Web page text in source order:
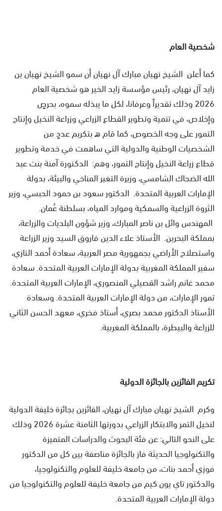
شخصية العام
كما أعلن الشيخ نهيان مبارك آل نهيان أن سمو الشيخ نهيان بن
زايد آل نهيان، رئيس مؤسسة زايد الخير هو شخصية العام
2026 وذلك تقديراً وعرفانا، لكل ما يبذله سموه، بحرصٍ
وإخلاص، في تنمية وتطوير القطاع الزراعي وزراعة النخيل وإنتاج
التمور على وجه الخصوص، كما قام ه بتكريم عددٍ من
الشخصيات الوطنية والدولية التي ساهمت في خدمة وتطوير
قطاع زراعة النخيل وإنتاج التمور، وهم: الدكتورة آمنة بنت عبد
الله الضحاك الشامسي، وزيرة التغير المناخي والبيئة، بدولة
الإمارات العربية المتحدة. الدكتور سعود بن حمود الحبسي، وزير
الثروة الزراعية والسمكية وموارد المياه، بسلطنة عُمان.
المهندس وائل بن ناصر المبارك، وزير شؤون البلديات والزراعة،
بمملكة البحرين. الأستاذ علاء الدين فاروق السيد وزير الزراعة
واستصلاح الأراضي بجمهورية مصر العربية، سعادة أحمد التازي،
سفير المملكة المغربية بدولة الإمارات العربية المتحدة. سعادة
محمد غانم راشد القصيلي المنصوري، الإمارات العربية المتحدة.
تمور الإمارات، من دولة الإمارات العربية المتحدة. وسعادة
الأستاذ الدكتور محمد بصري، أستاذ فخري، معهد الحسن الثاني
للزراعة والبيطرة، بالمملكة المغربية.
تكريم الفائزين بالجائزة الدولية
وكرم الشيخ نهيان مبارك آل نهيان، الفائزين بجائزة خليفة الدولية
لنخيل التمر والابتكار الزراعي بدورتها الثامنة عشرة 2026 وذلك
على النحو التالي: عن فئة البحوث والدراسات المتميزة
والتكنولوجيا الحديثة فاز بالجائزة مناصفة بين كل من الدكتور
فوزي أحمد بنات، من جامعة خليفة للعلوم والتكنولوجيا،
والدكتور تاي يون كيم من جامعة خليفة للعلوم والتكنولوجيا من
دولة الإمارات العربية المتحدة.